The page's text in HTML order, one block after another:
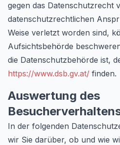
gegen das Datenschutzrecht
datenschutzrechtlichen
Weise verletzt worden sind,
Aufsichtsbehörde
die Datenschutzbehörde ist,
https://www.dsb.gv.at/ finden.
Auswertung des
In der folgenden
wir Sie darüber, ob und wie